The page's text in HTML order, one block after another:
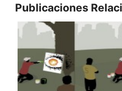
Publicaciones